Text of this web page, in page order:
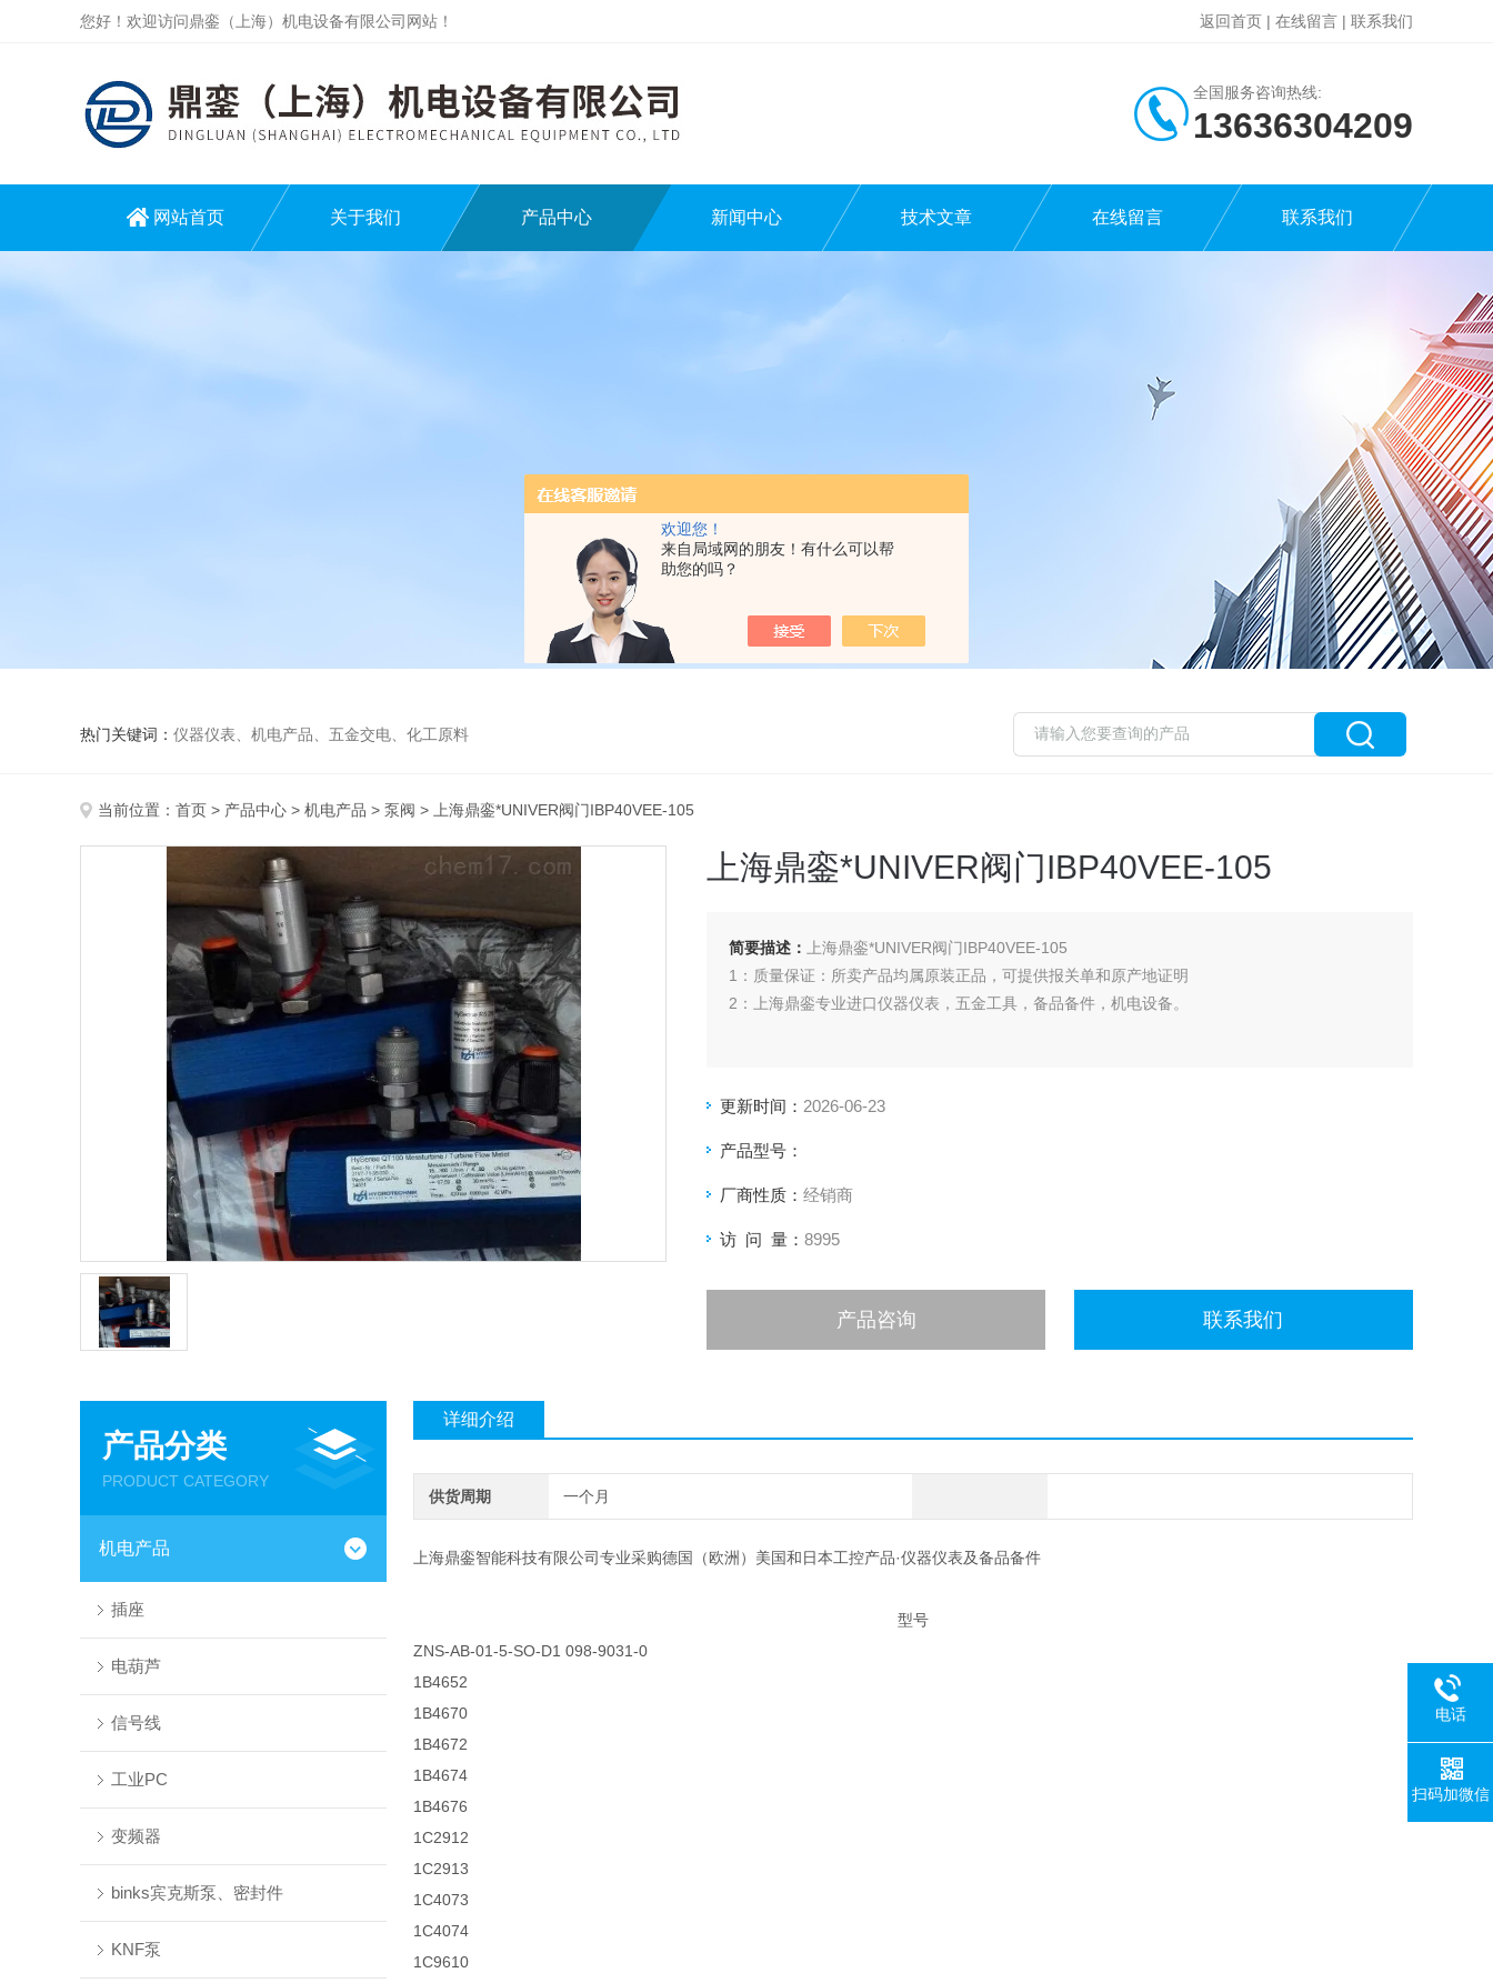
欢迎您！
来自局域网的朋友！有什么可以帮
助您的吗？
您好！欢迎访问鼎銮（上海）机电设备有限公司网站！ 返回首页 | 在线留言 | 联系我们
全国服务咨询热线:
13636304209
网站首页 关于我们 产品中心 新闻中心 技术文章 在线留言 联系我们
热门关键词： 仪器仪表、机电产品、五金交电、化工原料
当前位置： 首页 > 产品中心 > 机电产品 > 泵阀 > 上海鼎銮*UNIVER阀门IBP40VEE-105
上海鼎銮*UNIVER阀门IBP40VEE-105
简要描述：
上海鼎銮*UNIVER阀门IBP40VEE-105
1：质量保证：所卖产品均属原装正品，可提供报关单和原产地证明
2：上海鼎銮专业进口仪器仪表，五金工具，备品备件，机电设备。
更新时间： 2026-06-23
产品型号：
厂商性质： 经销商
访 问 量： 8995
产品咨询 联系我们
产品分类
PRODUCT CATEGORY
机电产品
插座
电葫芦
信号线
工业PC
变频器
binks宾克斯泵、密封件
KNF泵
详细介绍
供货周期 一个月
上海鼎銮智能科技有限公司专业采购德国（欧洲）美国和日本工控产品·仪器仪表及备品备件
型号
ZNS-AB-01-5-SO-D1 098-9031-0
1B4652
1B4670
1B4672
1B4674
1B4676
1C2912
1C2913
1C4073
1C4074
1C9610
电话
扫码加微信